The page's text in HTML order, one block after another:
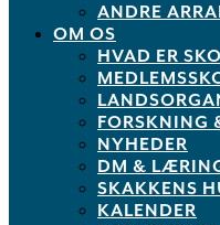
ANDRE
OM OS
HVAD ER
FORSKNING
NYHEDER
DM &
SKAKKENS
KALENDER